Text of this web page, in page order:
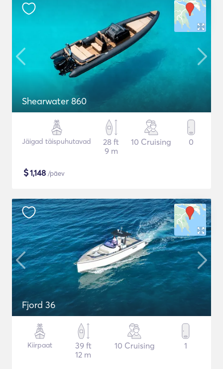
Shearwater 860
Jäigad täispuhutavad
28 ft
9 m
10 Cruising 0
$1,148 /päev
Fjord 36
Kiirpaat
39 ft
12 m
10 Cruising 1